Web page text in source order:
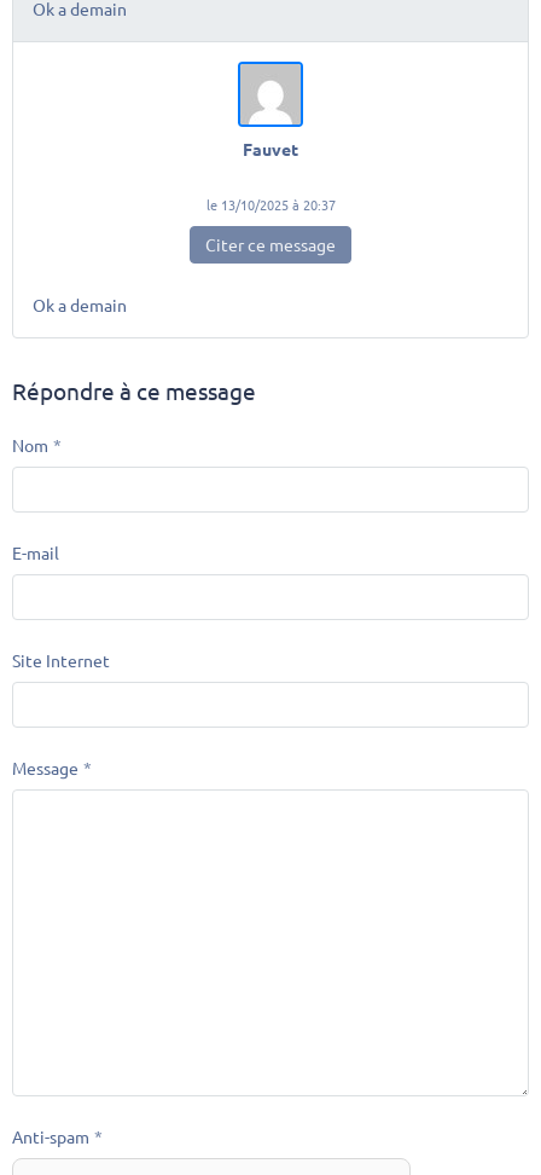
Ok a demain
Fauvet
le 13/10/2025 à 20:37
Citer ce message
Ok a demain
Répondre à ce message
Nom
E-mail
Site Internet
Message
Anti-spam